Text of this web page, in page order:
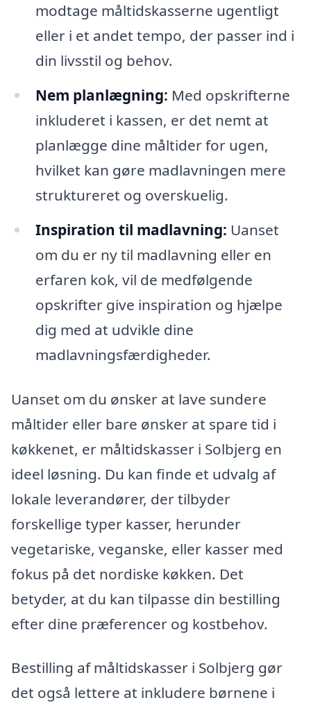
modtage måltidskasserne ugentligt
eller i et andet tempo, der passer ind i
din livsstil og behov.
Nem planlægning: Med opskrifterne
inkluderet i kassen, er det nemt at
planlægge dine måltider for ugen,
hvilket kan gøre madlavningen mere
struktureret og overskuelig.
Inspiration til madlavning: Uanset
om du er ny til madlavning eller en
erfaren kok, vil de medfølgende
opskrifter give inspiration og hjælpe
dig med at udvikle dine
madlavningsfærdigheder.
Uanset om du ønsker at lave sundere
måltider eller bare ønsker at spare tid i
køkkenet, er måltidskasser i Solbjerg en
ideel løsning. Du kan finde et udvalg af
lokale leverandører, der tilbyder
forskellige typer kasser, herunder
vegetariske, veganske, eller kasser med
fokus på det nordiske køkken. Det
betyder, at du kan tilpasse din bestilling
efter dine præferencer og kostbehov.
Bestilling af måltidskasser i Solbjerg gør
det også lettere at inkludere børnene i